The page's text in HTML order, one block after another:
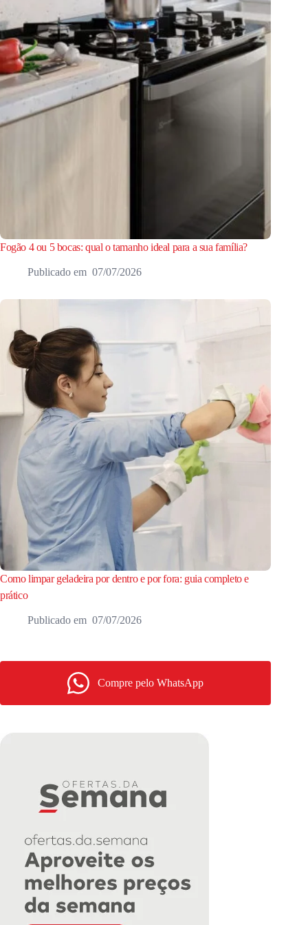
Fogão 4 ou 5 bocas: qual o tamanho ideal para a sua família?
07/07/2026
Como limpar geladeira por dentro e por fora: guia completo e
prático
07/07/2026
Compre pelo WhatsApp